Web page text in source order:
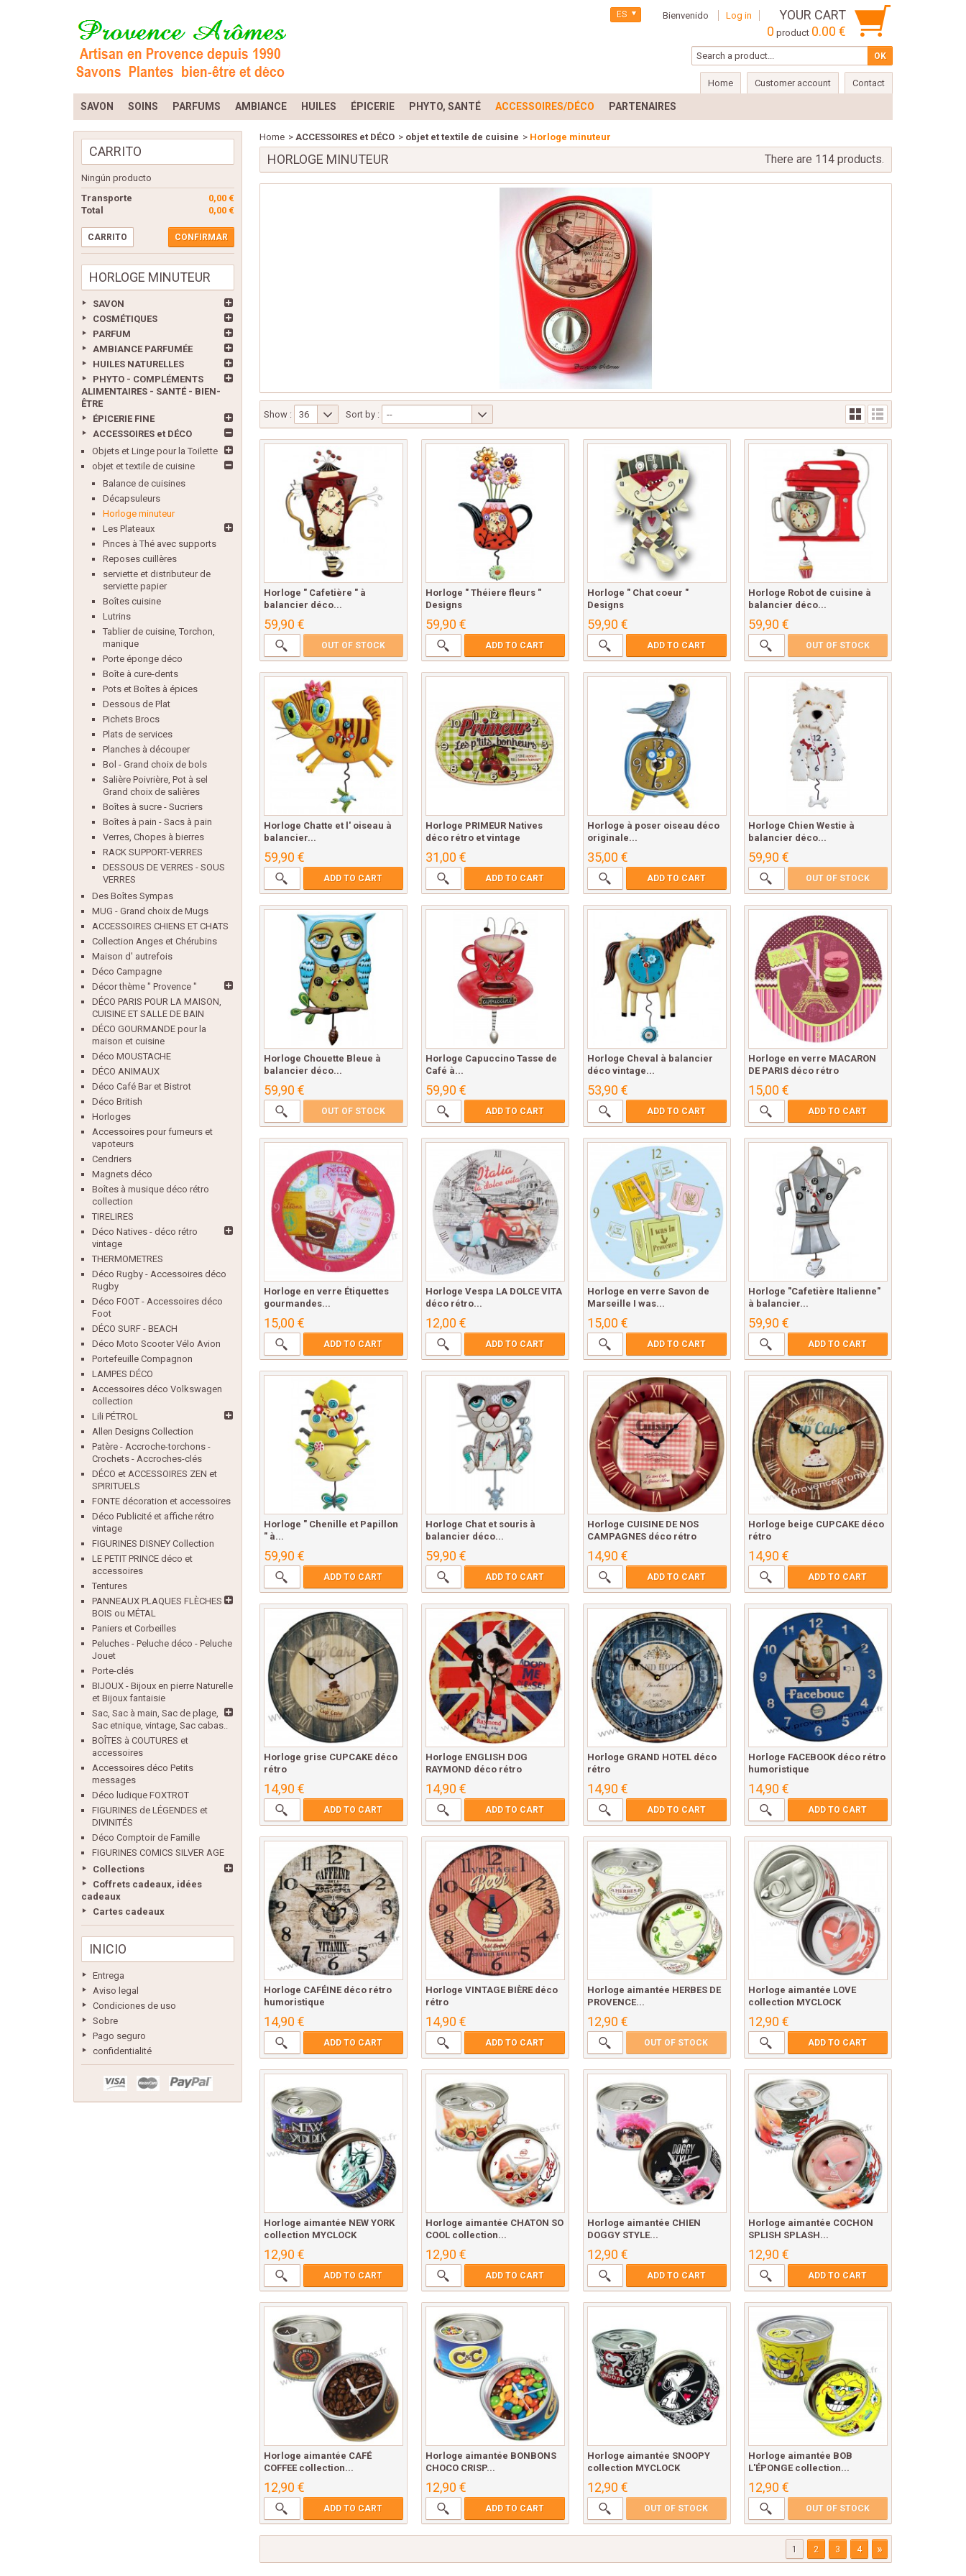
Bienvenido Log in
YOUR CART
0 product 0.00 €
ES
Home Customer account Contact
SAVON SOINS PARFUMS AMBIANCE HUILES ÉPICERIE PHYTO, SANTÉ ACCESSOIRES/DÉCO PARTENAIRES
CARRITO
Ningún producto
0,00 €
Transporte
0,00 €
Total
CARRITO CONFIRMAR
HORLOGE MINUTEUR
SAVON
COSMÉTIQUES
PARFUM
AMBIANCE PARFUMÉE
HUILES NATURELLES
PHYTO - COMPLÉMENTS
ALIMENTAIRES - SANTÉ - BIEN-
ÊTRE
ÉPICERIE FINE
ACCESSOIRES et DÉCO
Objets et Linge pour la Toilette
objet et textile de cuisine
Balance de cuisines
Décapsuleurs
Horloge minuteur
Les Plateaux
Pinces à Thé avec supports
Reposes cuillères
serviette et distributeur de
serviette papier
Boîtes cuisine
Lutrins
Tablier de cuisine, Torchon,
manique
Porte éponge déco
Boîte à cure-dents
Pots et Boîtes à épices
Dessous de Plat
Pichets Brocs
Plats de services
Planches à découper
Bol - Grand choix de bols
Salière Poivrière, Pot à sel
Grand choix de salières
Boîtes à sucre - Sucriers
Boîtes à pain - Sacs à pain
Verres, Chopes à bierres
RACK SUPPORT-VERRES
DESSOUS DE VERRES - SOUS
VERRES
Des Boîtes Sympas
MUG - Grand choix de Mugs
ACCESSOIRES CHIENS ET CHATS
Collection Anges et Chérubins
Maison d' autrefois
Déco Campagne
Décor thème " Provence "
DÉCO PARIS POUR LA MAISON,
CUISINE ET SALLE DE BAIN
DÉCO GOURMANDE pour la
maison et cuisine
Déco MOUSTACHE
DÉCO ANIMAUX
Déco Café Bar et Bistrot
Déco British
Horloges
Accessoires pour fumeurs et
vapoteurs
Cendriers
Magnets déco
Boîtes à musique déco rétro
collection
TIRELIRES
Déco Natives - déco rétro
vintage
THERMOMETRES
Déco Rugby - Accessoires déco
Rugby
Déco FOOT - Accessoires déco
Foot
DÉCO SURF - BEACH
Déco Moto Scooter Vélo Avion
Portefeuille Compagnon
LAMPES DÉCO
Accessoires déco Volkswagen
collection
Lili PÉTROL
Allen Designs Collection
Patère - Accroche-torchons -
Crochets - Accroches-clés
DÉCO et ACCESSOIRES ZEN et
SPIRITUELS
FONTE décoration et accessoires
Déco Publicité et affiche rétro
vintage
FIGURINES DISNEY Collection
LE PETIT PRINCE déco et
accessoires
Tentures
PANNEAUX PLAQUES FLÈCHES
BOIS ou MÉTAL
Paniers et Corbeilles
Peluches - Peluche déco - Peluche
Jouet
Porte-clés
BIJOUX - Bijoux en pierre Naturelle
et Bijoux fantaisie
Sac, Sac à main, Sac de plage,
Sac etnique, vintage, Sac cabas..
BOÎTES à COUTURES et
accessoires
Accessoires déco Petits
messages
Déco ludique FOXTROT
FIGURINES de LÉGENDES et
DIVINITÉS
Déco Comptoir de Famille
FIGURINES COMICS SILVER AGE
Collections
Coffrets cadeaux, idées
cadeaux
Cartes cadeaux
INICIO
Entrega
Aviso legal
Condiciones de uso
Sobre
Pago seguro
confidentialité
Home > ACCESSOIRES et DÉCO > objet et textile de cuisine > Horloge minuteur
HORLOGE MINUTEUR There are 114 products.
Show : 36 Sort by : --
Horloge " Cafetière " à
balancier déco...
59,90 €
OUT OF STOCK
Horloge " Théiere fleurs "
Designs
59,90 €
ADD TO CART
Horloge " Chat coeur "
Designs
59,90 €
ADD TO CART
Horloge Robot de cuisine à
balancier déco...
59,90 €
OUT OF STOCK
Horloge Chatte et l' oiseau à
balancier...
59,90 €
ADD TO CART
Horloge PRIMEUR Natives
déco rétro et vintage
31,00 €
ADD TO CART
Horloge à poser oiseau déco
originale...
35,00 €
ADD TO CART
Horloge Chien Westie à
balancier déco...
59,90 €
OUT OF STOCK
Horloge Chouette Bleue à
balancier déco...
59,90 €
OUT OF STOCK
Horloge Capuccino Tasse de
Café à...
59,90 €
ADD TO CART
Horloge Cheval à balancier
déco vintage...
53,90 €
ADD TO CART
Horloge en verre MACARON
DE PARIS déco rétro
15,00 €
ADD TO CART
Horloge en verre Étiquettes
gourmandes...
15,00 €
ADD TO CART
Horloge Vespa LA DOLCE VITA
déco rétro...
12,00 €
ADD TO CART
Horloge en verre Savon de
Marseille I was...
15,00 €
ADD TO CART
Horloge "Cafetière Italienne"
à balancier...
59,90 €
ADD TO CART
Horloge " Chenille et Papillon
" à...
59,90 €
ADD TO CART
Horloge Chat et souris à
balancier déco...
59,90 €
ADD TO CART
Horloge CUISINE DE NOS
CAMPAGNES déco rétro
14,90 €
ADD TO CART
Horloge beige CUPCAKE déco
rétro
14,90 €
ADD TO CART
Horloge grise CUPCAKE déco
rétro
14,90 €
ADD TO CART
Horloge ENGLISH DOG
RAYMOND déco rétro
14,90 €
ADD TO CART
Horloge GRAND HOTEL déco
rétro
14,90 €
ADD TO CART
Horloge FACEBOOK déco rétro
humoristique
14,90 €
ADD TO CART
Horloge CAFÉINE déco rétro
humoristique
14,90 €
ADD TO CART
Horloge VINTAGE BIÈRE déco
rétro
14,90 €
ADD TO CART
Horloge aimantée HERBES DE
PROVENCE...
12,90 €
OUT OF STOCK
Horloge aimantée LOVE
collection MYCLOCK
12,90 €
ADD TO CART
Horloge aimantée NEW YORK
collection MYCLOCK
12,90 €
ADD TO CART
Horloge aimantée CHATON SO
COOL collection...
12,90 €
ADD TO CART
Horloge aimantée CHIEN
DOGGY STYLE...
12,90 €
ADD TO CART
Horloge aimantée COCHON
SPLISH SPLASH...
12,90 €
ADD TO CART
Horloge aimantée CAFÉ
COFFEE collection...
12,90 €
ADD TO CART
Horloge aimantée BONBONS
CHOCO CRISP...
12,90 €
ADD TO CART
Horloge aimantée SNOOPY
collection MYCLOCK
12,90 €
OUT OF STOCK
Horloge aimantée BOB
L'ÉPONGE collection...
12,90 €
OUT OF STOCK
1 2 3 4 »